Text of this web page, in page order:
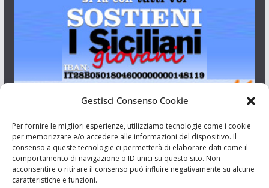
Gestisci Consenso Cookie
Per fornire le migliori esperienze, utilizziamo tecnologie come i cookie
per memorizzare e/o accedere alle informazioni del dispositivo. Il
consenso a queste tecnologie ci permetterà di elaborare dati come il
comportamento di navigazione o ID unici su questo sito. Non
acconsentire o ritirare il consenso può influire negativamente su alcune
caratteristiche e funzioni.
Aut. del tribunale di Catania n.23/2011 del 20/09/2011 Dir.
Resp. Riccardo Orioles.